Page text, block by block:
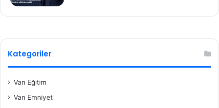
Kategoriler
Van Eğitim
Van Emniyet